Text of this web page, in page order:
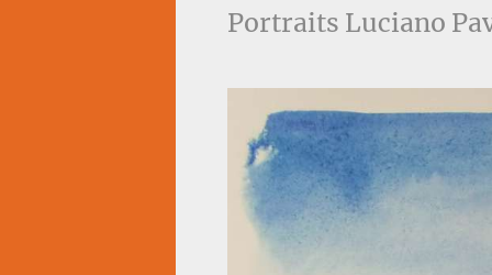
Portraits Luciano